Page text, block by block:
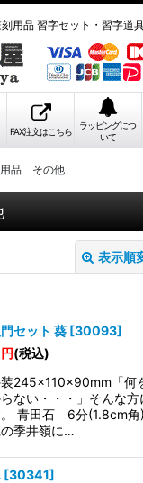
用品 習字セット・習字道
FAX注文はこちら
ラッピングにつ
いて
品 その他
表示順
絞り込む
セット 葵 [30093]
円(税込)
245×110×90mm「何
ない・・・」そんな方
。 青田石 6分(1.8cm角
季井嶺に…
[30341]